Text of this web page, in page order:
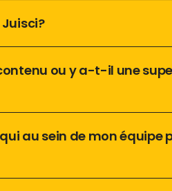
ou y a-t-il une
au sein de mon équipe